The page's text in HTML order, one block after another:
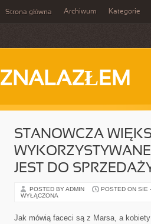
Strona główna Archiwum Kategorie
ZNALAZŁEM
STANOWCZA
JEST DO
POSTED BY ADMIN POSTED ON SIE
WYŁĄCZONA
Jak mówią faceci są z Marsa, a